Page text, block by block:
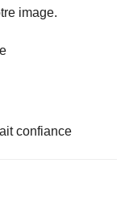
image.
confiance